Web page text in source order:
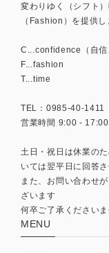
変わりゆく（シフト
（Fashion）を提供し
C...confidence（自信
F...fashion
T...time
TEL：0985-40-1411
営業時間 9:00 -
土日・祝日は休業の
いては翌平日に回答
また、お問い合わせ
ざいます
何卒ご了承ください
MENU